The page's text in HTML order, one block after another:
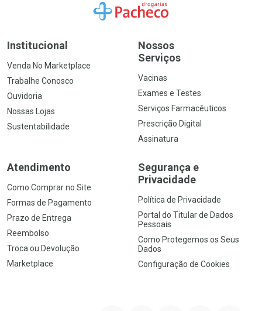
Ir para a Home
Institucional
Venda No Marketplace
Trabalhe Conosco
Ouvidoria
Nossas Lojas
Sustentabilidade
Nossos
Serviços
Vacinas
Exames e Testes
Serviços Farmacêuticos
Prescrição Digital
Assinatura
Atendimento
Como Comprar no Site
Formas de Pagamento
Prazo de Entrega
Reembolso
Troca ou Devolução
Marketplace
Segurança e
Privacidade
Política de Privacidade
Portal do Titular de Dados
Pessoais
Como Protegemos os Seus
Dados
Configuração de Cookies